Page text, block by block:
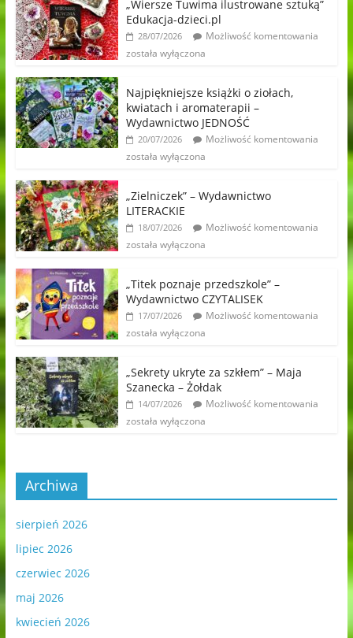
„Wiersze Tuwima ilustrowane sztuką”
Edukacja-dzieci.pl
28/07/2026
Możliwość komentowania
została wyłączona
Najpiękniejsze książki o ziołach,
kwiatach i aromaterapii –
Wydawnictwo JEDNOŚĆ
20/07/2026
Możliwość komentowania
została wyłączona
„Zielniczek” – Wydawnictwo
LITERACKIE
18/07/2026
Możliwość komentowania
została wyłączona
„Titek poznaje przedszkole” –
Wydawnictwo CZYTALISEK
17/07/2026
Możliwość komentowania
została wyłączona
„Sekrety ukryte za szkłem” – Maja
Szanecka – Żołdak
14/07/2026
Możliwość komentowania
została wyłączona
Archiwa
sierpień 2026
lipiec 2026
czerwiec 2026
maj 2026
kwiecień 2026